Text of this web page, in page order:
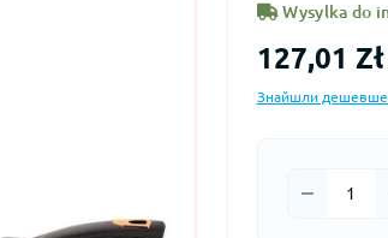
Wysylka do
127,01 Zł
Знайшли